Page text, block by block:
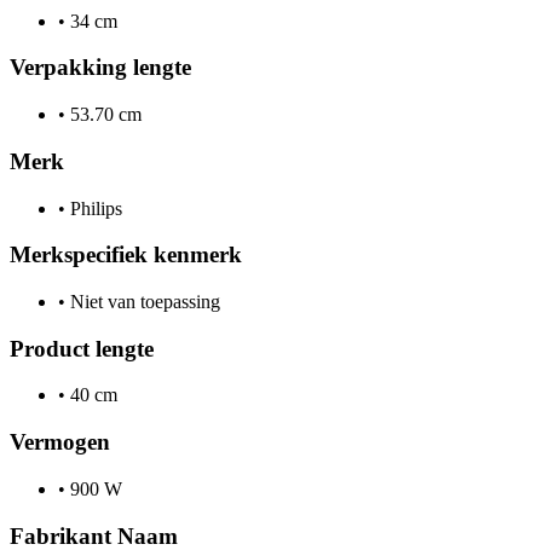
• 34 cm
Verpakking lengte
• 53.70 cm
Merk
• Philips
Merkspecifiek kenmerk
• Niet van toepassing
Product lengte
• 40 cm
Vermogen
• 900 W
Fabrikant Naam